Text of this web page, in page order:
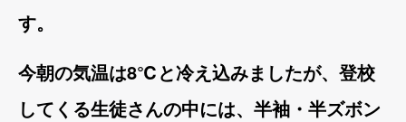
す。
今朝の気温は8℃と冷え込みましたが、登校
してくる生徒さんの中には、半袖・半ズボン